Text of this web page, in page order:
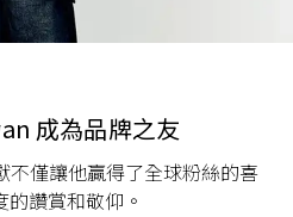
成為品牌之友
不僅讓他贏得了全球粉絲的喜
讚賞和敬仰。